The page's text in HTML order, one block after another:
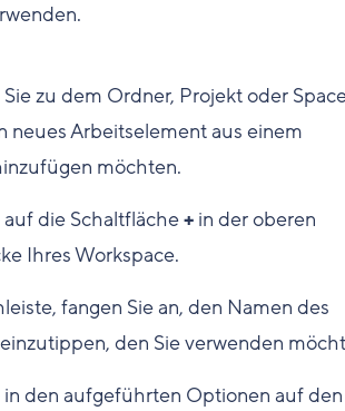
zu dem Ordner, Projekt oder
neues Arbeitselement aus einem
möchten.
auf die Schaltfläche+ in der oberen
Ihres Workspace.
fangen Sie an, den Namen des
den Sie verwenden
in den aufgeführten Optionen auf den